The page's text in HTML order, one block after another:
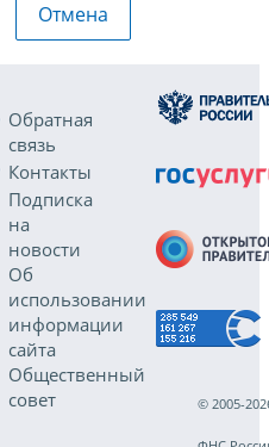
Отмена
Обратная
связь
Контакты
Подписка
на
новости
Об
использовании
информации
сайта
Общественный
совет
© 2005-